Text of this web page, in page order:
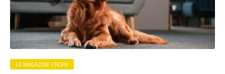
LE MAGAZINE CNSPA